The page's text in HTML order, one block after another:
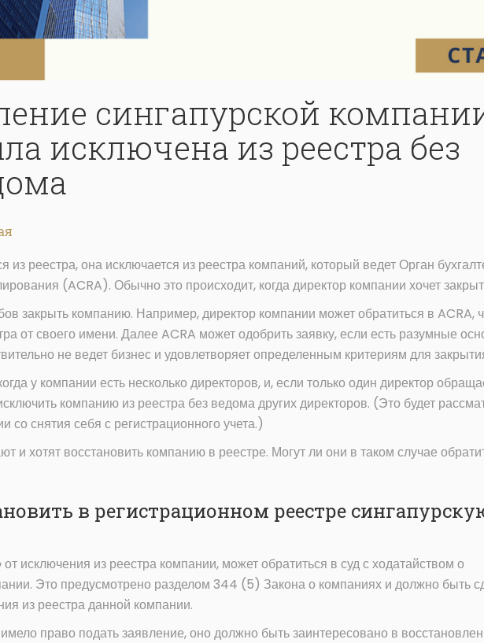
сингапурской
исключена из реестра без
из реестра, она исключается из реестра компаний, который ведет Орган
(ACRA). Обычно это происходит, когда директор компании хочет
закрыть компанию. Например, директор компании может обратиться в ACRA,
от своего имени. Далее ACRA может одобрить заявку, если есть разумные
не ведет бизнес и удовлетворяет определенным критериям для
у компании есть несколько директоров, и, если только один директор
компанию из реестра без ведома других директоров. (Это будет
со снятия себя с регистрационного учета.)
и хотят восстановить компанию в реестре. Могут ли они в таком случае
в регистрационном реестре
исключения из реестра компании, может обратиться в суд с ходатайством о
Это предусмотрено разделом 344 (5) Закона о компаниях и должно быть
из реестра данной компании.
право подать заявление, оно должно быть заинтересовано в